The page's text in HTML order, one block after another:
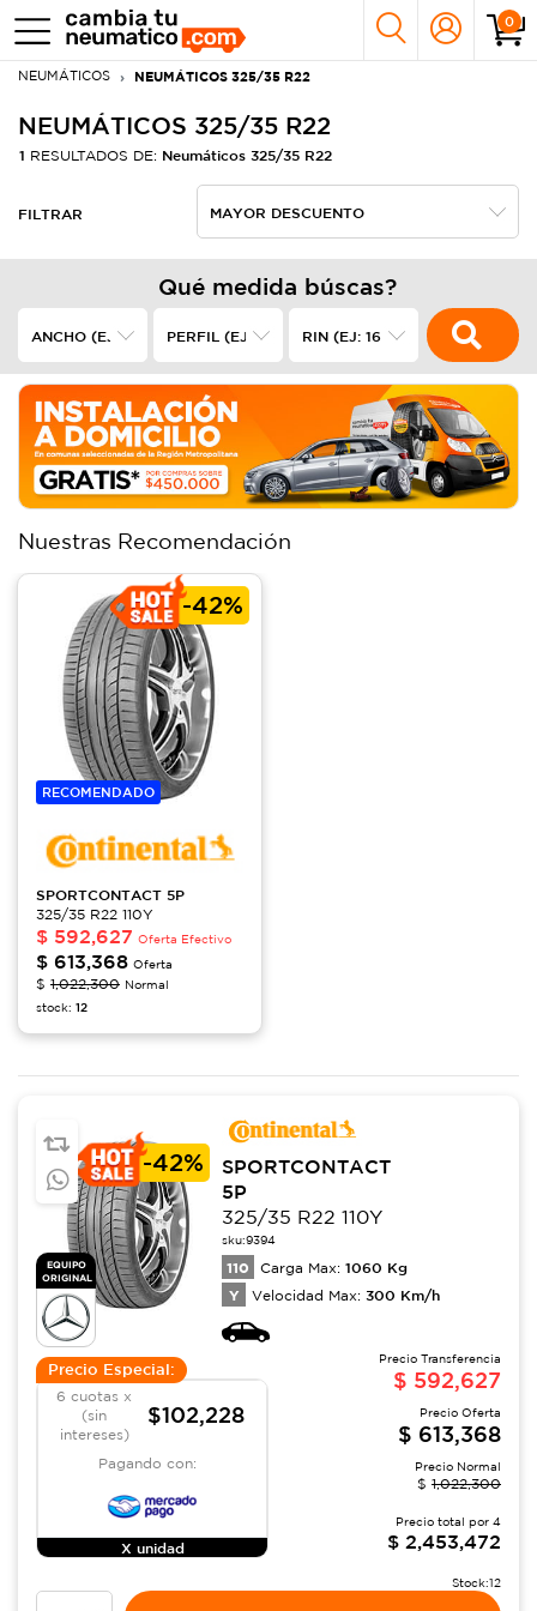
0
NEUMÁTICOS NEUMÁTICOS 325/35 R22
NEUMÁTICOS 325/35 R22
1 RESULTADOS DE: Neumáticos 325/35 R22
FILTRAR
Qué medida búscas?
Nuestras Recomendación
-42%
RECOMENDADO
SPORTCONTACT 5P
325/35 R22 110Y
$ 592,627 Oferta Efectivo
$ 613,368 Oferta
$ 1,022,300 Normal
stock: 12
EQUIPO
ORIGINAL
-42%
SPORTCONTACT
5P
325/35 R22 110Y
sku:9394
110 Carga Max: 1060 Kg
Y Velocidad Max: 300 Km/h
Precio Especial:
6 cuotas x
(sin
intereses)
$102,228
Pagando con:
X unidad
Precio Transferencia
$ 592,627
Precio Oferta
$ 613,368
Precio Normal
$ 1,022,300
Precio total por 4
$ 2,453,472
Stock:12